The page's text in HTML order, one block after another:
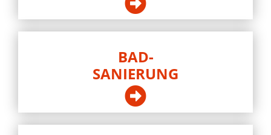
BAD-
SANIERUNG